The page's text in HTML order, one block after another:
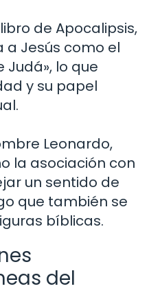
de Apocalipsis,
a Jesús como el
Judá», lo que
y su papel
Leonardo,
la asociación con
un sentido de
que también se
bíblicas.
del